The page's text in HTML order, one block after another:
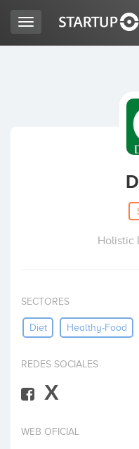
Invertir
Toggle
navigation
Holistic
SECTORES
Diet Healthy-Food
REDES SOCIALES
X
WEB OFICIAL